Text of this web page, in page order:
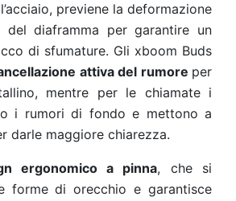
previene la deformazione
del diaframma per garantire un
di sfumature. Gli xboom Buds
attiva del rumore per
mentre per le chiamate i
i rumori di fondo e mettono a
darle maggiore chiarezza.
ergonomico a pinna, che si
forme di orecchio e garantisce